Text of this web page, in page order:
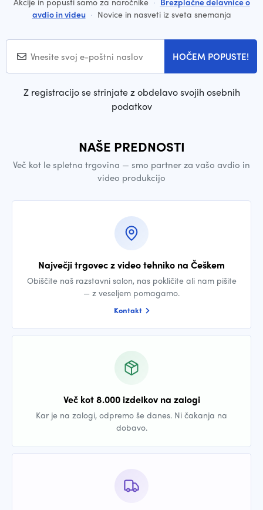
avdio in videu · Novice in nasveti iz sveta snemanja
HOČEM POPUSTE!
Z registracijo se strinjate z obdelavo svojih osebnih
podatkov
NAŠE PREDNOSTI
Več kot le spletna trgovina — smo partner za vašo avdio in
video produkcijo
Največji trgovec z video tehniko na Češkem
Obiščite naš razstavni salon, nas pokličite ali nam pišite
— z veseljem pomagamo.
Kontakt
Več kot 8.000 izdelkov na zalogi
Kar je na zalogi, odpremo še danes. Ni čakanja na
dobavo.